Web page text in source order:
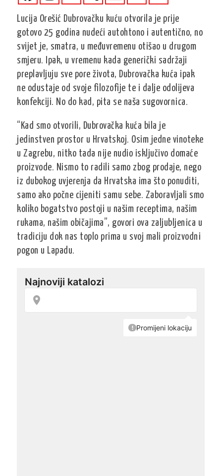
Lucija Orešić Dubrovačku kuću otvorila je prije
gotovo 25 godina nudeći autohtono i autentično, no
svijet je, smatra, u međuvremenu otišao u drugom
smjeru. Ipak, u vremenu kada generički sadržaji
preplavljuju sve pore života, Dubrovačka kuća ipak
ne odustaje od svoje filozofije te i dalje odolijeva
konfekciji. No do kad, pita se naša sugovornica.
“Kad smo otvorili, Dubrovačka kuća bila je
jedinstven prostor u Hrvatskoj. Osim jedne vinoteke
u Zagrebu, nitko tada nije nudio isključivo domaće
proizvode. Nismo to radili samo zbog prodaje, nego
iz dubokog uvjerenja da Hrvatska ima što ponuditi,
samo ako počne cijeniti samu sebe. Zaboravljali smo
koliko bogatstvo postoji u našim receptima, našim
rukama, našim običajima”, govori ova zaljubljenica u
tradiciju dok nas toplo prima u svoj mali proizvodni
pogon u Lapadu.